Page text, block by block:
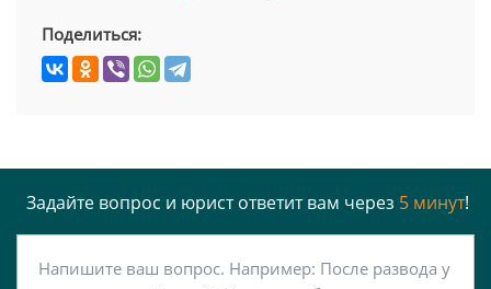
Поделиться:
Задайте вопрос и юрист ответит вам через 5 минут!